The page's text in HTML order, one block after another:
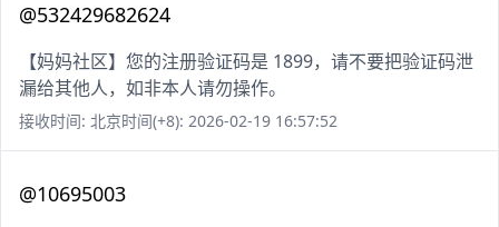
@532429682624
【妈妈社区】您的注册验证码是 1899，请不要把验证码泄
漏给其他人，如非本人请勿操作。
接收时间: 北京时间(+8): 2026-02-19 16:57:52
@10695003